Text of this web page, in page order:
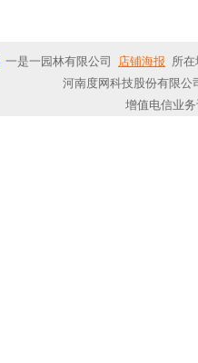
一是一园林有限公司 店铺海报 所
河南度网科技股份有限
增值电信业